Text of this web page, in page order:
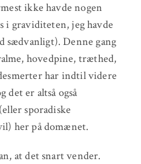
ikke havde nogen
i graviditeten, jeg havde
sædvanligt). Denne gang
hovedpine, træthed,
har indtil videre
det er altså også
sporadiske
her på domænet.
at det snart vender.